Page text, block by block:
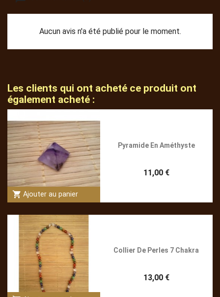
Aucun avis n'a été publié pour le moment.
Les clients qui ont acheté ce produit ont
également acheté :
shopping_cart Ajouter au panier
Pyramide En Améthyste
11,00 €
Collier De Perles 7 Chakra
13,00 €